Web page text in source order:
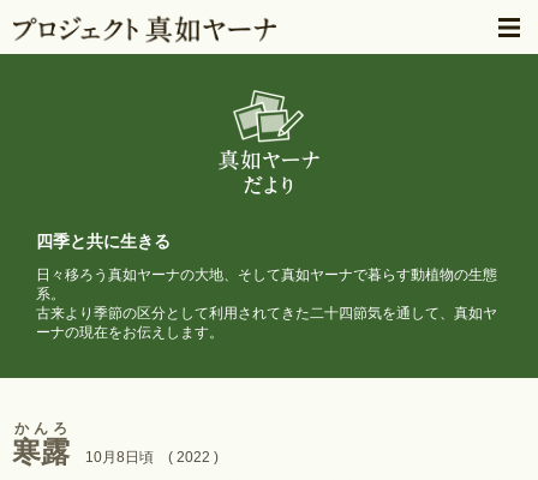
四季と共に生きる
日々移ろう真如ヤーナの大地、そして真如ヤーナで暮らす動植物の生態
系。
古来より季節の区分として利用されてきた二十四節気を通して、 真如ヤ
ーナの現在をお伝えします。
寒露
かんろ
10月8日頃 ( 2022 )